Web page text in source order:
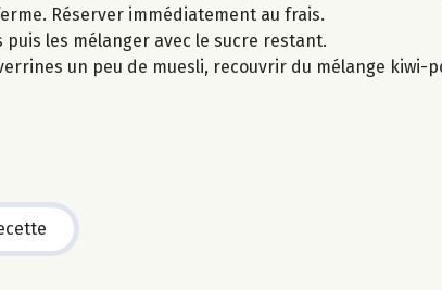
Réserver immédiatement au frais.
les mélanger avec le sucre restant.
un peu de muesli, recouvrir du mélange kiwi-